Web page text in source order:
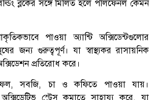
ব্লকের সঙ্গে মিলিত হলে পলিফেনল কেমন
পাওয়া অ্যান্টি অক্সিডেন্টগুলোর
জন্য গুরুত্বপূর্ণ। যা স্বাস্থ্যকর রাসায়নিক
প্রতিরোধ করে।
ফল, সবজি, চা ও কফিতে পাওয়া যায়।
স্ট্রেস কমাতে সাহায্য করে, যা